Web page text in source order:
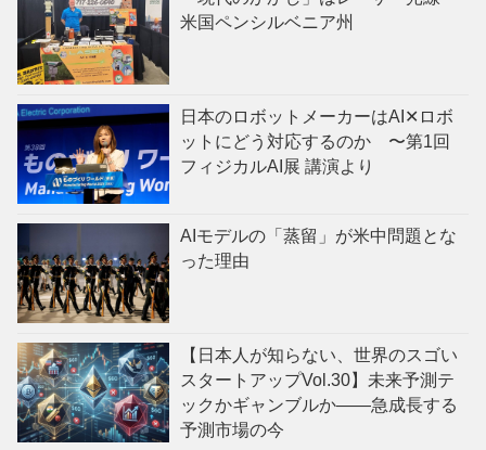
米国ペンシルベニア州
日本のロボットメーカーはAI✕ロボ
ットにどう対応するのか 〜第1回
フィジカルAI展 講演より
AIモデルの「蒸留」が米中問題とな
った理由
【日本人が知らない、世界のスゴい
スタートアップVol.30】未来予測テ
ックかギャンブルか——急成長する
予測市場の今